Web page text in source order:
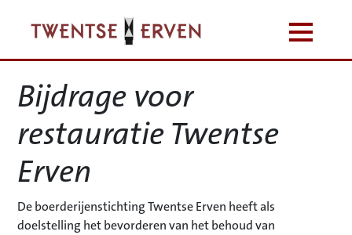
Bijdrage voor
restauratie Twentse
Erven
De boerderijenstichting Twentse Erven heeft als
doelstelling het bevorderen van het behoud van